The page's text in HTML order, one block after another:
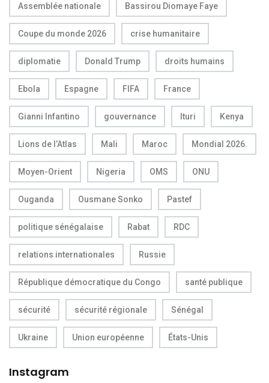
Assemblée nationale Bassirou Diomaye Faye
Coupe du monde 2026 crise humanitaire
diplomatie Donald Trump droits humains
Ebola Espagne FIFA France
Gianni Infantino gouvernance Ituri Kenya
Lions de l’Atlas Mali Maroc Mondial 2026.
Moyen-Orient Nigeria OMS ONU
Ouganda Ousmane Sonko Pastef
politique sénégalaise Rabat RDC
relations internationales Russie
République démocratique du Congo santé publique
sécurité sécurité régionale Sénégal
Ukraine Union européenne États-Unis
Instagram